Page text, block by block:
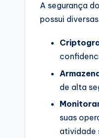
A segurança
possui
de alta
suas
atividade